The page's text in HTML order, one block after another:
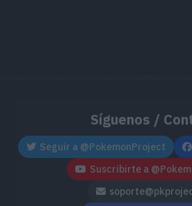
Síguenos /
Seguir a @PokemonProject
Suscribirte a